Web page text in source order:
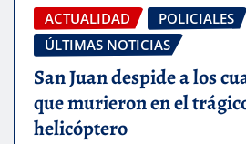
ACTUALIDAD POLICIALES
ÚLTIMAS NOTICIAS
San Juan despide a los
que murieron en el
helicóptero